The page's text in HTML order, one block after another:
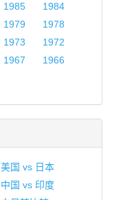
1985
1984
1979
1978
1973
1972
1967
1966
美国 vs 日本
中国 vs 印度